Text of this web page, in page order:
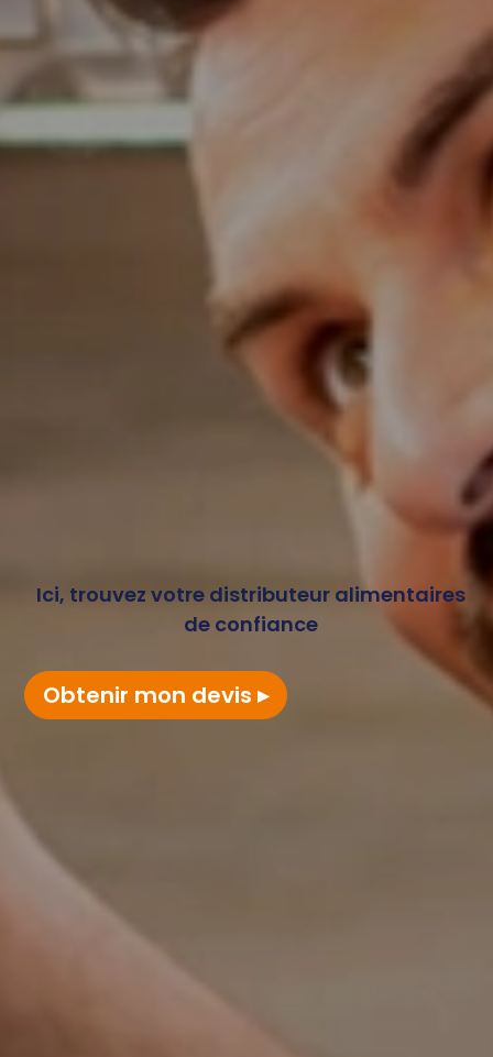
Ici, trouvez votre distributeur alimentaires
de confiance
Obtenir mon devis